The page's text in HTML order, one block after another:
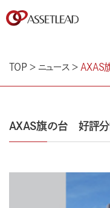
TOP＞ ニュース ＞ AXAS
AXAS旗の台 好評分